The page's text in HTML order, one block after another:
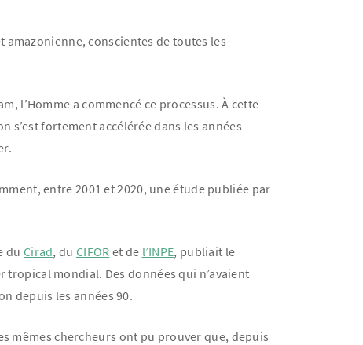
conscientes de toutes les
l’Homme a commencé ce processus. À cette
fortement accélérée dans les années
entre 2001 et 2020, une étude publiée par
du Cirad, du CIFOR et de l’INPE, publiait le
mondial. Des données qui n’avaient
depuis les années 90.
mêmes chercheurs ont pu prouver que, depuis